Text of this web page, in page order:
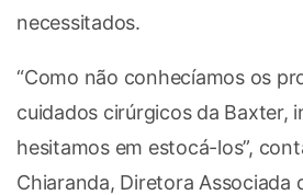
necessitados.
“Como não conhecíamos os
cuidados cirúrgicos da Baxter,
hesitamos em estocá-los”,
Chiaranda, Diretora Associada